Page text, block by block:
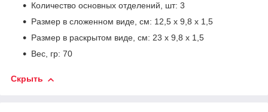
Количество основных отделений, шт: 3
Размер в сложенном виде, см: 12,5 х 9,8 х 1,5
Размер в раскрытом виде, см: 23 х 9,8 х 1,5
Вес, гр: 70
Скрыть